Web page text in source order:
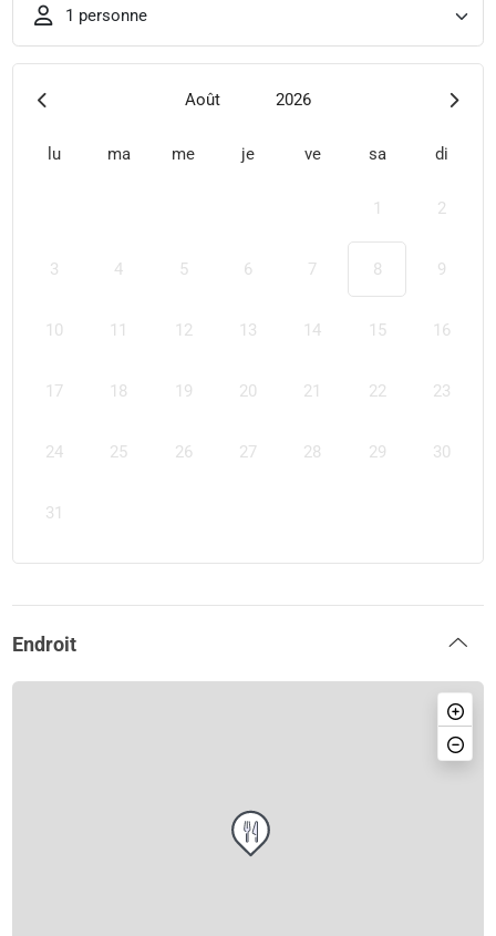
1 personne
Août 2026
lu ma me je ve sa di
1 2
3 4 5 6 7 8 9
10 11 12 13 14 15 16
17 18 19 20 21 22 23
24 25 26 27 28 29 30
31
Endroit